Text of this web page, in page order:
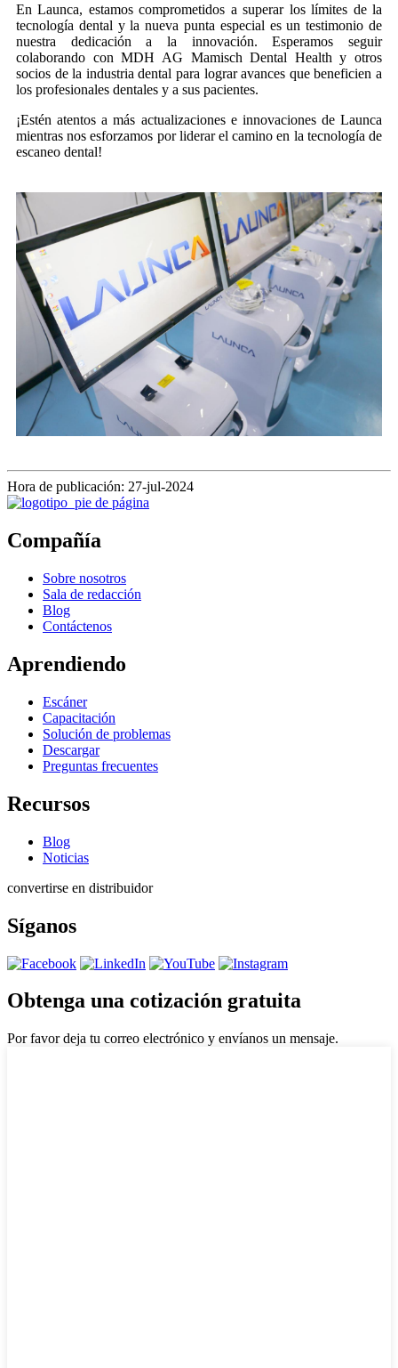
En Launca, estamos comprometidos a superar los límites de la
tecnología dental y la nueva punta especial es un testimonio de
nuestra dedicación a la innovación. Esperamos seguir
colaborando con MDH AG Mamisch Dental Health y otros
socios de la industria dental para lograr avances que beneficien a
los profesionales dentales y a sus pacientes.
¡Estén atentos a más actualizaciones e innovaciones de Launca
mientras nos esforzamos por liderar el camino en la tecnología de
escaneo dental!
Hora de publicación: 27-jul-2024
Compañía
Sobre nosotros
Sala de redacción
Blog
Contáctenos
Aprendiendo
Escáner
Capacitación
Solución de problemas
Descargar
Preguntas frecuentes
Recursos
Blog
Noticias
convertirse en distribuidor
Síganos
Obtenga una cotización gratuita
Por favor deja tu correo electrónico y envíanos un mensaje.